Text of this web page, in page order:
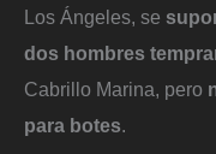
Los Ángeles, se
dos hombres
Cabrillo Marina, pero
para botes.